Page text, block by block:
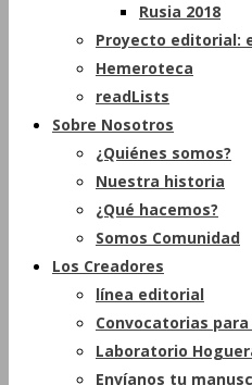
Rusia 2018
Proyecto editorial:
Hemeroteca
readLists
Sobre Nosotros
¿Quiénes somos?
Nuestra historia
¿Qué hacemos?
Somos Comunidad
Los Creadores
línea editorial
Convocatorias
Laboratorio
Envíanos tu